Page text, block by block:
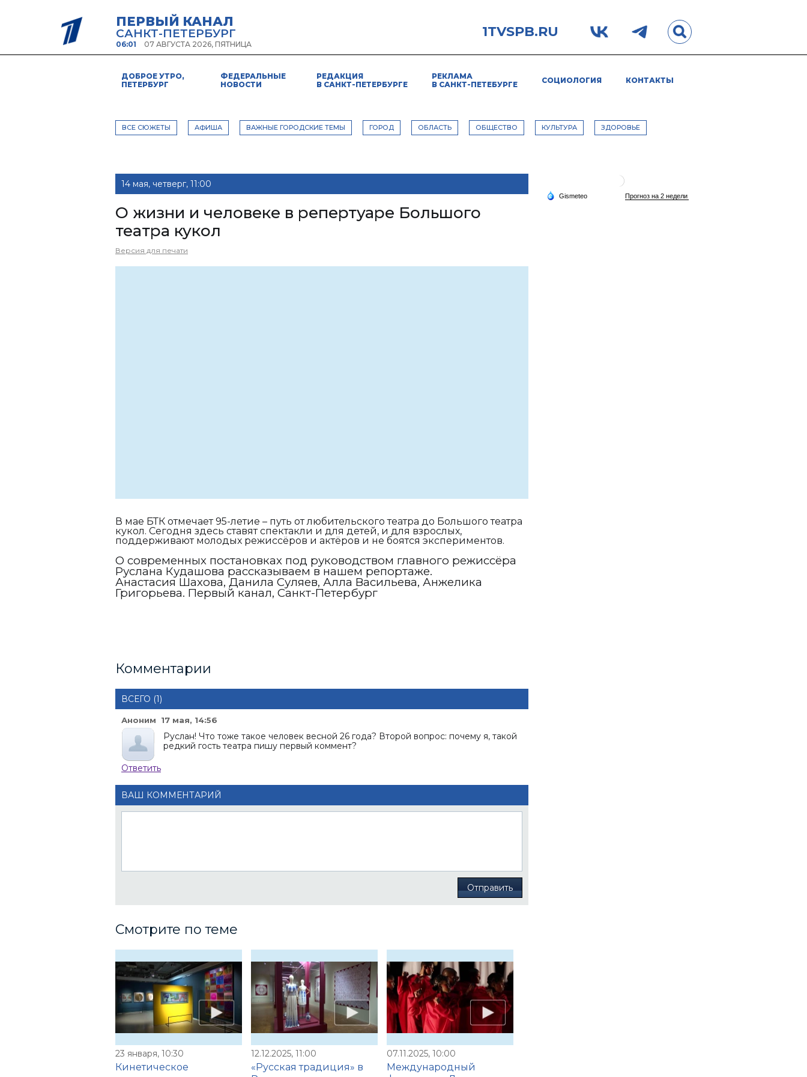
ПЕРВЫЙ КАНАЛ
САНКТ-ПЕТЕРБУРГ
06:01 07 АВГУСТА 2026, ПЯТНИЦА
1TVSPB.RU
ДОБРОЕ УТРО,
ПЕТЕРБУРГ
ФЕДЕРАЛЬНЫЕ
НОВОСТИ
РЕДАКЦИЯ
В САНКТ-ПЕТЕРБУРГЕ
РЕКЛАМА
В САНКТ-ПЕТЕБУРГЕ
СОЦИОЛОГИЯ КОНТАКТЫ
ВСЕ СЮЖЕТЫ АФИША ВАЖНЫЕ ГОРОДСКИЕ ТЕМЫ ГОРОД ОБЛАСТЬ ОБЩЕСТВО КУЛЬТУРА ЗДОРОВЬЕ
14 мая, четверг, 11:00
О жизни и человеке в репертуаре Большого
театра кукол
Версия для печати
В мае БТК отмечает 95-летие – путь от любительского театра до Большого театра
кукол. Сегодня здесь ставят спектакли и для детей, и для взрослых,
поддерживают молодых режиссёров и актёров и не боятся экспериментов.
О современных постановках под руководством главного режиссёра
Руслана Кудашова рассказываем в нашем репортаже.
Анастасия Шахова, Данила Суляев, Алла Васильева, Анжелика
Григорьева. Первый канал, Санкт-Петербург
Комментарии
ВСЕГО (1)
Аноним 17 мая, 14:56
Руслан! Что тоже такое человек весной 26 года? Второй вопрос: почему я, такой
редкий гость театра пишу первый коммент?
Ответить
ВАШ КОММЕНТАРИЙ
Отправить
Смотрите по теме
23 января, 10:30
Кинетическое
12.12.2025, 11:00
«Русская традиция» в
07.11.2025, 10:00
Международный